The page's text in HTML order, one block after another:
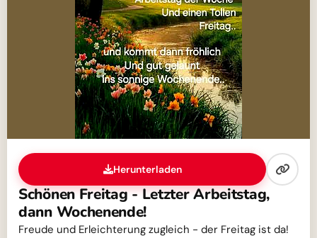
Herunterladen
Schönen Freitag - Letzter Arbeitstag,
dann Wochenende!
Freude und Erleichterung zugleich - der Freitag ist da!